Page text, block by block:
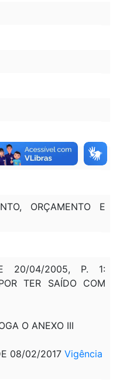
ORÇAMENTO E
20/04/2005, P. 1:
TER SAÍDO COM
O ANEXO III
08/02/2017 Vigência